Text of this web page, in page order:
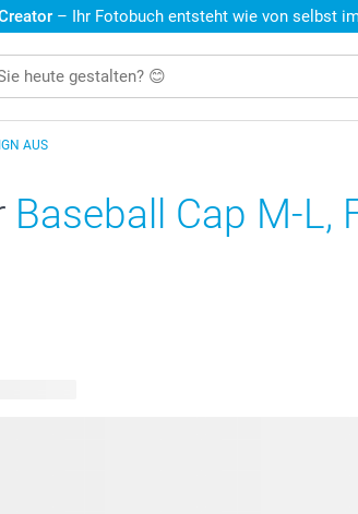
– Ihr Fotobuch entsteht wie von selbst
AUS
Baseball Cap M-L,